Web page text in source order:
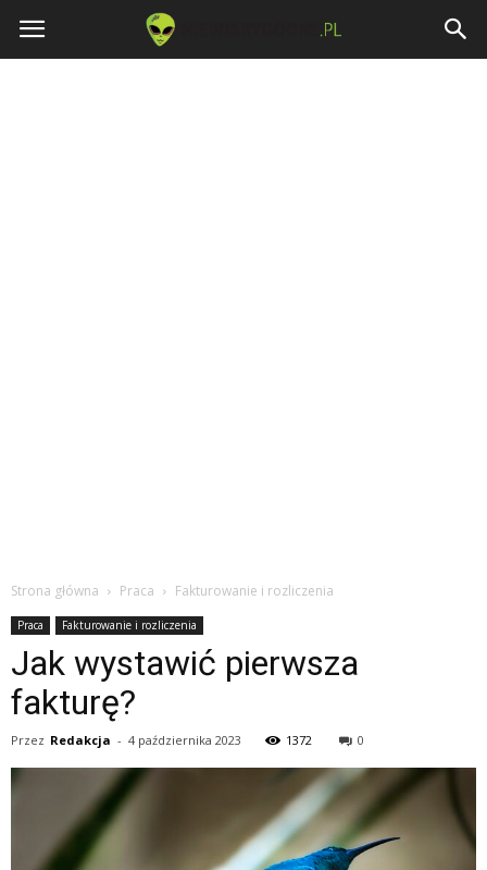
Niewiarygodne.pl
Strona główna Praca Fakturowanie i rozliczenia
Praca Fakturowanie i rozliczenia
Jak wystawić pierwsza
fakturę?
Przez Redakcja - 4 października 2023 1372 0